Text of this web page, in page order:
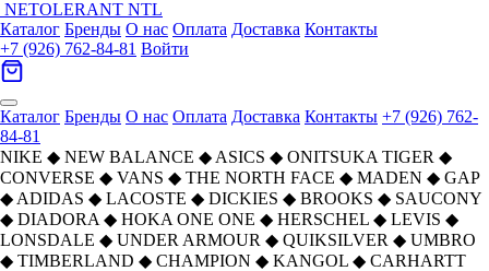
NETOLERANT NTL
Каталог Бренды О нас Оплата Доставка Контакты
+7 (926) 762-84-81 Войти
Каталог Бренды О нас Оплата Доставка Контакты +7 (926) 762-
84-81
NIKE ◆ NEW BALANCE ◆ ASICS ◆ ONITSUKA TIGER ◆
CONVERSE ◆ VANS ◆ THE NORTH FACE ◆ MADEN ◆ GAP
◆ ADIDAS ◆ LACOSTE ◆ DICKIES ◆ BROOKS ◆ SAUCONY
◆ DIADORA ◆ HOKA ONE ONE ◆ HERSCHEL ◆ LEVIS ◆
LONSDALE ◆ UNDER ARMOUR ◆ QUIKSILVER ◆ UMBRO
◆ TIMBERLAND ◆ CHAMPION ◆ KANGOL ◆ CARHARTT